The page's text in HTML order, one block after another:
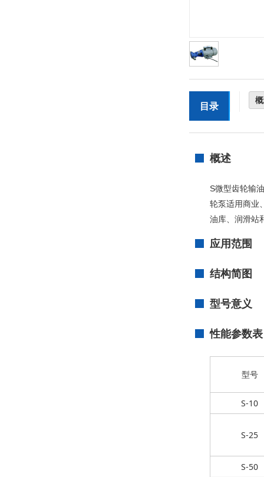
目录
概述
S微型齿轮输
轮泵适用商业
油库、润滑站
应用范围
结构简图
型号意义
性能参数表
型号
S-10
S-25
S-50